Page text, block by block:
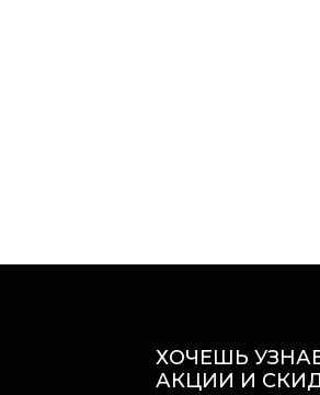
ХОЧЕШЬ
АКЦИИ И